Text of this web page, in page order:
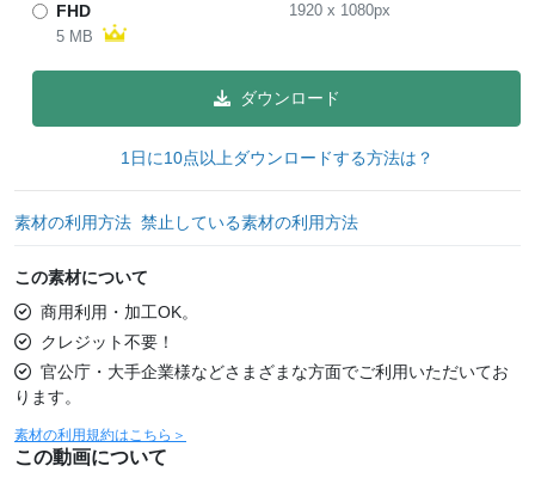
FHD 1920x 1080px
5 MB
ダウンロード
1日に10点以上ダウンロードする方法は？
素材の利用方法 禁止している素材の利用方法
この素材について
商用利用・加工OK。
クレジット不要！
官公庁・大手企業様などさまざまな方面でご利用いただいてお
ります。
素材の利用規約はこちら＞
この動画について